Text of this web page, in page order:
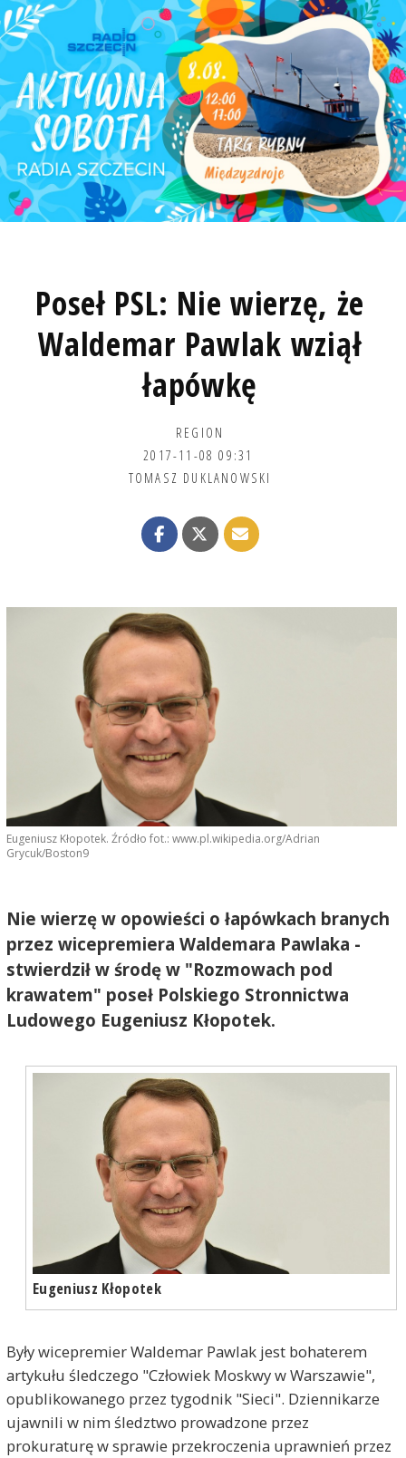
Poseł PSL: Nie wierzę, że
Waldemar Pawlak wziął
łapówkę
REGION
2017-11-08 09:31
TOMASZ DUKLANOWSKI
Eugeniusz Kłopotek. Źródło fot.: www.pl.wikipedia.org/Adrian
Grycuk/Boston9
Nie wierzę w opowieści o łapówkach branych
przez wicepremiera Waldemara Pawlaka -
stwierdził w środę w "Rozmowach pod
krawatem" poseł Polskiego Stronnictwa
Ludowego Eugeniusz Kłopotek.
Eugeniusz Kłopotek
Były wicepremier Waldemar Pawlak jest bohaterem
artykułu śledczego "Człowiek Moskwy w Warszawie",
opublikowanego przez tygodnik "Sieci". Dziennikarze
ujawnili w nim śledztwo prowadzone przez
prokuraturę w sprawie przekroczenia uprawnień przez